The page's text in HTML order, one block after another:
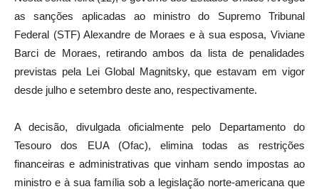
as sanções aplicadas ao ministro do Supremo Tribunal
Federal (STF) Alexandre de Moraes e à sua esposa, Viviane
Barci de Moraes, retirando ambos da lista de penalidades
previstas pela Lei Global Magnitsky, que estavam em vigor
desde julho e setembro deste ano, respectivamente.
A decisão, divulgada oficialmente pelo Departamento do
Tesouro dos EUA (Ofac), elimina todas as restrições
financeiras e administrativas que vinham sendo impostas ao
ministro e à sua família sob a legislação norte-americana que